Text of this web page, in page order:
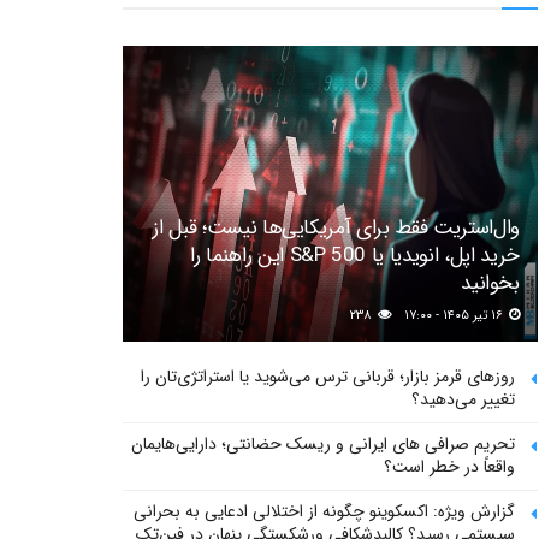
وال‌استریت فقط برای آمریکایی‌ها نیست؛ قبل از
خرید اپل، انویدیا یا S&P 500 این راهنما را
بخوانید
روزهای قرمز بازار؛ قربانی ترس می‌شوید یا استراتژی‌تان را
تغییر می‌دهید؟
تحریم صرافی های ایرانی و ریسک حضانتی؛ دارایی‌هایمان
واقعاً در خطر است؟
گزارش ویژه: اکسکوینو چگونه از اختلالی ادعایی به بحرانی